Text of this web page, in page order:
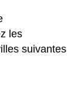
les
suivantes